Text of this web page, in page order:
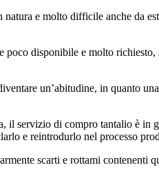
e molto difficile anche da
disponibile e molto
un’abitudine, in quanto
servizio di compro tantalio è in
e reintrodurlo nel processo
scarti e rottami contenenti